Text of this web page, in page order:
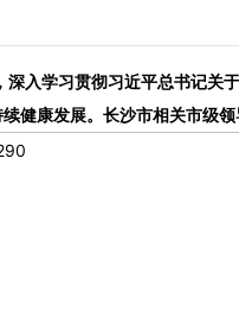
贯彻习近平总书记关于统筹发
续健康发展。长沙市相关市级